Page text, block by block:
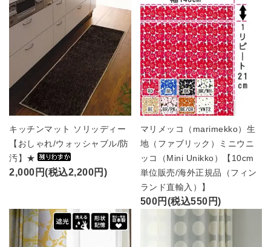
キッチンマット ソリッディー
【おしゃれ/ウォッシャブル/防
汚】★
2,000円(税込2,200円)
マリメッコ（marimekko）生
地（ファブリック）ミニウニ
ッコ（Mini Unikko）【10cm
単位販売/海外正規品（フィン
ランド直輸入）】
500円(税込550円)